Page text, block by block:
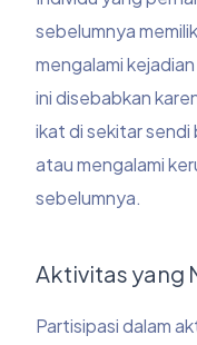
sebelumnya
mengalami
ini disebabkan
ikat di sekitar sendi
atau mengalami
sebelumnya.
Aktivitas yang
Partisipasi dalam